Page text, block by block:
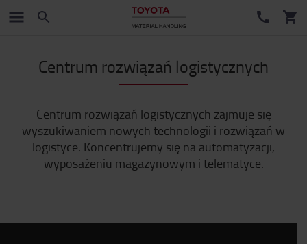
Centrum rozwiązań logistycznych
Centrum rozwiązań logistycznych zajmuje się
wyszukiwaniem nowych technologii i rozwiązań w
logistyce. Koncentrujemy się na automatyzacji,
wyposażeniu magazynowym i telematyce.